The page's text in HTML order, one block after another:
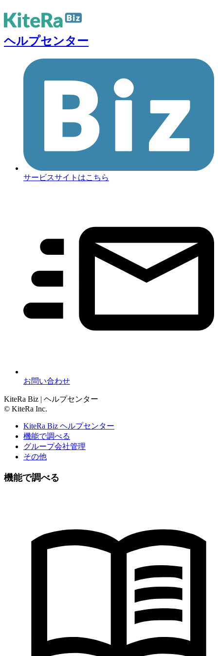
ヘルプセンター
サービスサイトはこちら
お問い合わせ
KiteRa Biz | ヘルプセンター
© KiteRa Inc.
KiteRa Biz ヘルプセンター
機能で調べる
グループ会社管理
その他
機能で調べる